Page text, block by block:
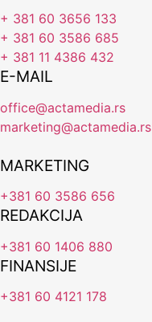
+ 381 60 3656 133
+ 381 60 3586 685
+ 381 11 4386 432
E-MAIL
office@actamedia.rs
marketing@actamedia.rs
MARKETING
+381 60 3586 656
REDAKCIJA
+381 60 1406 880
FINANSIJE
+381 60 4121 178